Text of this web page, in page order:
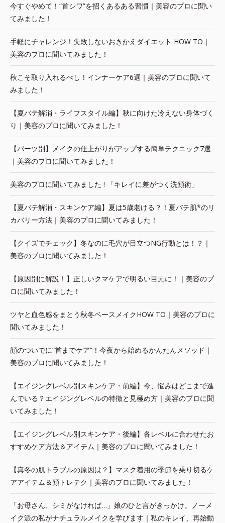
今すぐやめて！“首シワ”を招くあるある習慣｜美容のプロに聞い
てみました！
手軽にチャレンジ！失敗しないおきかえダイエット HOW TO｜
美容のプロに聞いてみました！
秋こそ取り入れるべし！インナーケア6選｜美容のプロに聞いて
みました！
【夏バテ解消・ライフスタイル編】秋に向けた冷えない身体づく
り｜美容のプロに聞いてみました！
【パーツ別】メイクの仕上がりがアップする簡単テクニック7選
｜美容のプロに聞いてみました！
美容のプロに聞いてみました ! 「キレイに差がつく洗顔術」
【夏バテ解消・スキンケア編】夏は5歳老ける？！夏バテ肌*のリ
カバリー方法｜美容のプロに聞いてみました！
【クイズでチェック】冬なのに毛穴が目立つNG行動とは！？｜
美容のプロに聞いてみました！
【原因別に解説！】正しいクマケアで明るい目元に！｜美容のプ
ロに聞いてみました！
ツヤと血色感をまとう秋冬ベースメイクHOW TO｜美容のプロに
聞いてみました！
顔のついでに“首までケア”！今夜から始めるかんたんメソッド｜
美容のプロに聞いてみました！
【エイジングレベル別スキンケア・前編】今、悩みはどこまで進
んでいる？エイジングレベルの特徴と見極め方｜美容のプロに聞
いてみました！
【エイジングレベル別スキンケア・後編】各レベルに合わせたお
すすめケア方法＆アイテム｜美容のプロに聞いてみました！
【真冬の肌トラブルの原因は？】マスク着用の季節を乗り切るケ
アアイテム＆顔トレテク｜美容のプロに聞いてみました！
「お母さん、シミがなければ…」娘のひと言がきっかけ。ノーメ
イク派の私がナチュラルメイクを学びます｜私のキレイ、再始動